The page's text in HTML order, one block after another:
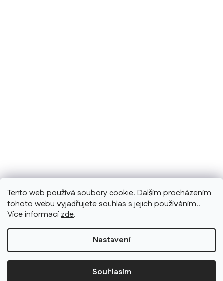
Tento web používá soubory cookie. Dalším procházením
tohoto webu vyjadřujete souhlas s jejich používáním..
Více informacízde.
Nastavení
Souhlasím